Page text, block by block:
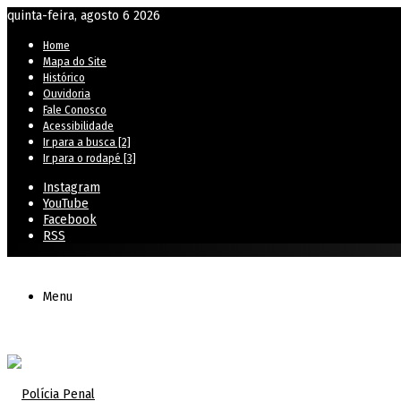
quinta-feira, agosto 6 2026
Home
Mapa do Site
Histórico
Ouvidoria
Fale Conosco
Acessibilidade
Ir para a busca [2]
Ir para o rodapé [3]
Instagram
YouTube
Facebook
RSS
Menu